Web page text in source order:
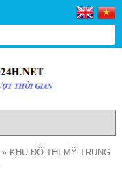
» KHU ĐÔ THỊ MỸ TRUNG